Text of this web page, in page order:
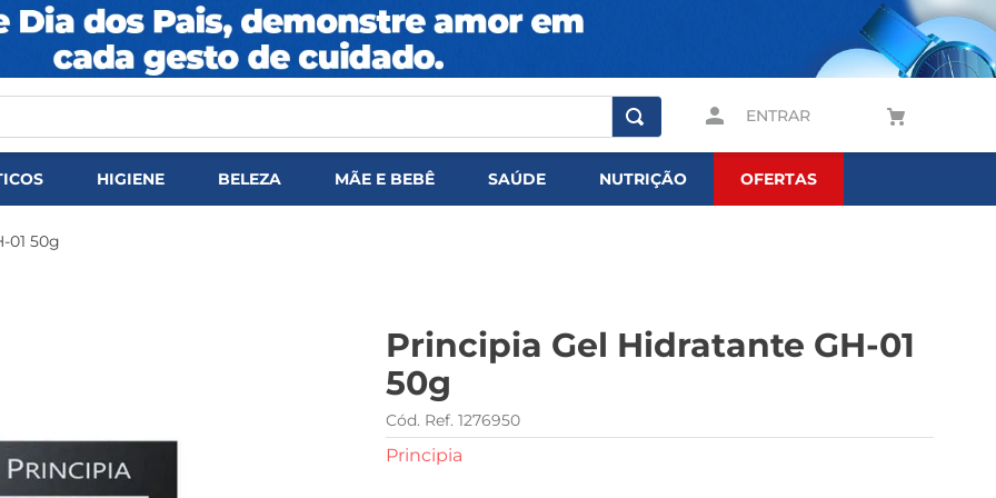
ENTRAR
HIGIENE BELEZA MÃE E BEBÊ SAÚDE NUTRIÇÃO OFERTAS
01 50g
Principia Gel Hidratante GH-01
50g
1276950
Principia